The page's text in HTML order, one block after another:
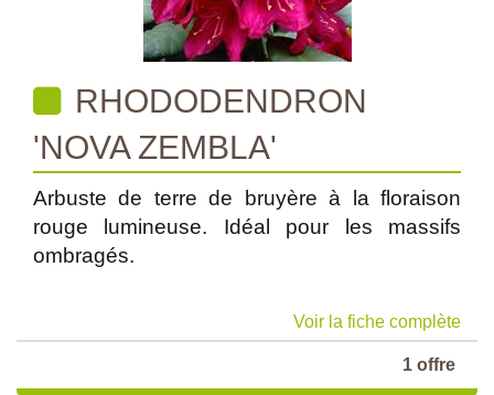
RHODODENDRON
'NOVA ZEMBLA'
Arbuste de terre de bruyère à la floraison
rouge lumineuse. Idéal pour les massifs
ombragés.
Voir la fiche complète
1 offre